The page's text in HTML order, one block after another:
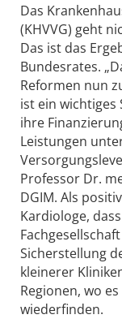
Das
(KHVVG) geht
Das ist das
Bundesrates.
Reformen nun
ist ein wichtiges
ihre
Leistungen
Professor Dr.
DGIM. Als
Kardiologe,
Sicherstellung
kleinerer
Regionen, wo
wiederfinden.